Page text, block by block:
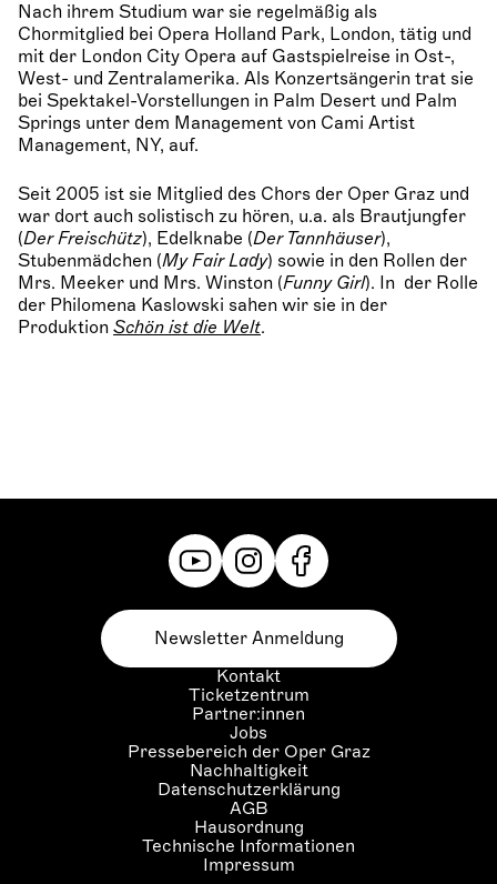
Nach ihrem Studium war sie regelmäßig als
Chormitglied bei Opera Holland Park, London, tätig und
mit der London City Opera auf Gastspielreise in Ost-,
West- und Zentralamerika. Als Konzertsängerin trat sie
bei Spektakel-Vorstellungen in Palm Desert und Palm
Springs unter dem Management von Cami Artist
Management, NY, auf.
Seit 2005 ist sie Mitglied des Chors der Oper Graz und
war dort auch solistisch zu hören, u.a. als Brautjungfer
(Der Freischütz), Edelknabe (Der Tannhäuser),
Stubenmädchen (My Fair Lady) sowie in den Rollen der
Mrs. Meeker und Mrs. Winston (Funny Girl). In der Rolle
der Philomena Kaslowski sahen wir sie in der
Produktion Schön ist die Welt.
Kontakt
Ticketzentrum
Partner:innen
Jobs
Pressebereich der Oper Graz
Nachhaltigkeit
Datenschutzerklärung
AGB
Hausordnung
Technische Informationen
Impressum
Newsletter Anmeldung